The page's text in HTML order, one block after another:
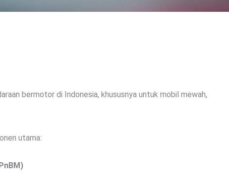
bermotor di Indonesia, khususnya untuk mobil mewah,
utama: